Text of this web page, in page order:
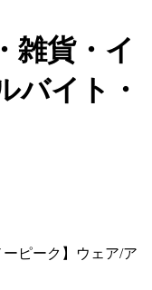
雑貨・イ
バイト・
ピーク】ウェア/ア